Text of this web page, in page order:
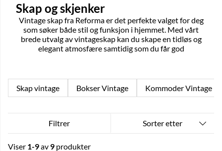
Skap og skjenker
Vintage skap fra Reforma er det perfekte valget for deg
som søker både stil og funksjon i hjemmet. Med vårt
brede utvalg av vintageskap kan du skape en tidløs og
elegant atmosfære samtidig som du får god
Skap vintage Bokser Vintage Kommoder Vintage
Filtrer Sorter etter
Viser 1-9av 9 produkter